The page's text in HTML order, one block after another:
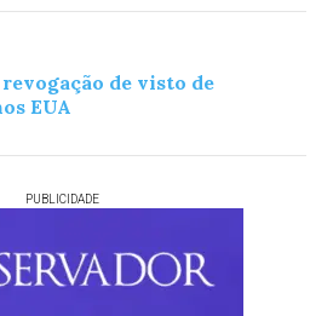
de visto de
EUA
PUBLICIDADE